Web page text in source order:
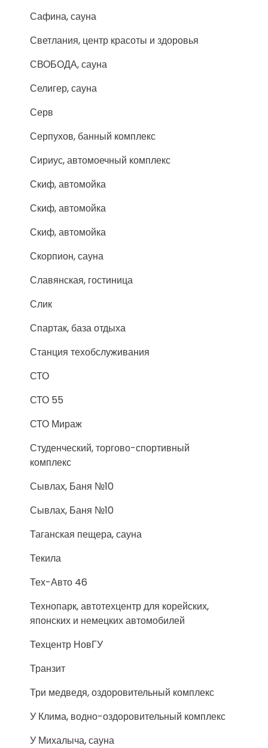
Сафина, сауна
Светлания, центр красоты и здоровья
СВОБОДА, сауна
Селигер, сауна
Серв
Серпухов, банный комплекс
Сириус, автомоечный комплекс
Скиф, автомойка
Скиф, автомойка
Скиф, автомойка
Скорпион, сауна
Славянская, гостиница
Слик
Спартак, база отдыха
Станция техобслуживания
СТО
СТО 55
СТО Мираж
Студенческий, торгово-спортивный
комплекс
Сывлах, Баня №10
Сывлах, Баня №10
Таганская пещера, сауна
Текила
Тех-Авто 46
Технопарк, автотехцентр для корейских,
японских и немецких автомобилей
Техцентр НовГУ
Транзит
Три медведя, оздоровительный комплекс
У Клима, водно-оздоровительный комплекс
У Михалыча, сауна